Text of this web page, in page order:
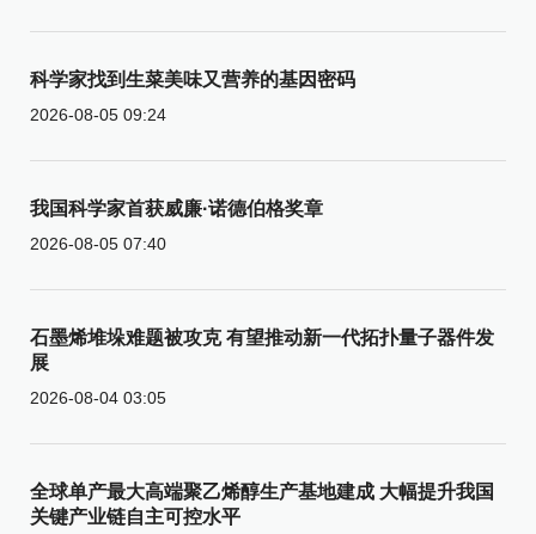
科学家找到生菜美味又营养的基因密码
2026-08-05 09:24
我国科学家首获威廉·诺德伯格奖章
2026-08-05 07:40
石墨烯堆垛难题被攻克 有望推动新一代拓扑量子器件发
展
2026-08-04 03:05
全球单产最大高端聚乙烯醇生产基地建成 大幅提升我国
关键产业链自主可控水平